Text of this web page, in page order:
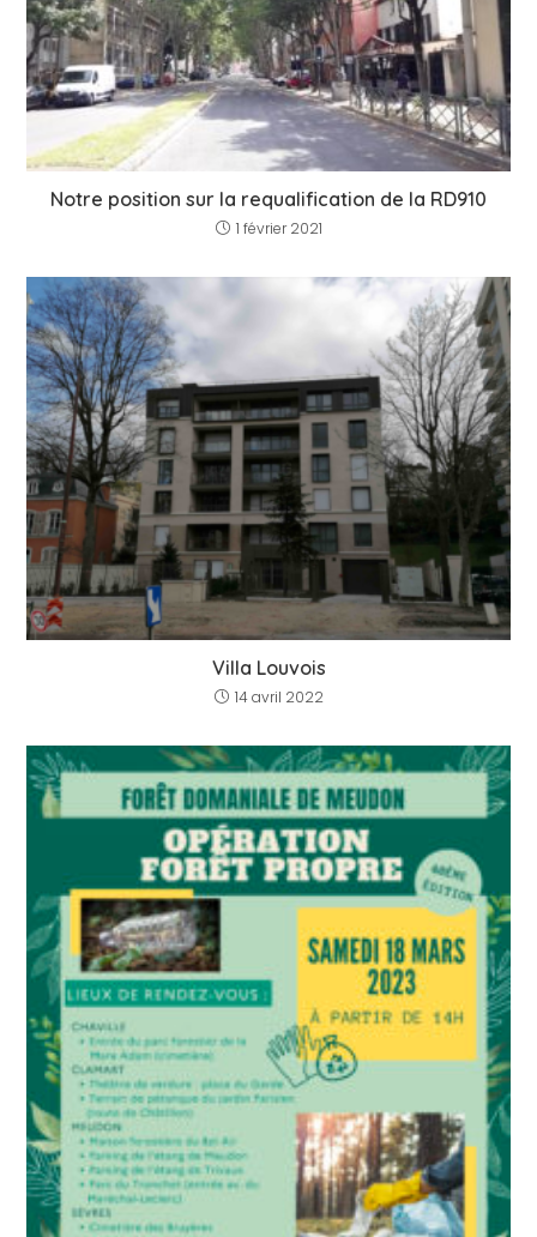
Notre position sur la requalification de la RD910
1 février 2021
Villa Louvois
14 avril 2022